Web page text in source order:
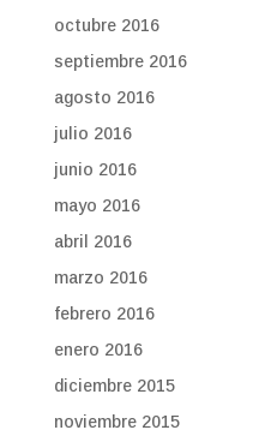
octubre 2016
septiembre 2016
agosto 2016
julio 2016
junio 2016
mayo 2016
abril 2016
marzo 2016
febrero 2016
enero 2016
diciembre 2015
noviembre 2015